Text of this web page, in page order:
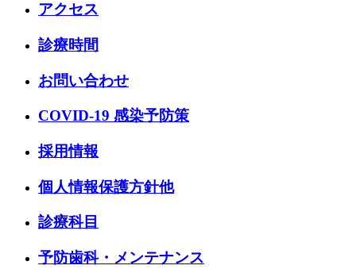
アクセス
診療時間
お問い合わせ
COVID-19 感染予防策
採用情報
個人情報保護方針他
診療科目
予防歯科・メンテナンス